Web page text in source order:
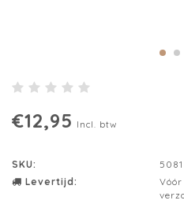
€12,95 Incl. btw
SKU:
5081
Levertijd: